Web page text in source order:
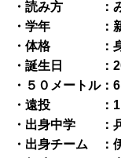
・読み方 ：み
・学年 ：新
・体格 ：身長
・誕生日 ：
・５０メートル：
・遠投 ：
・出身中学 ：兵
・出身チーム ：